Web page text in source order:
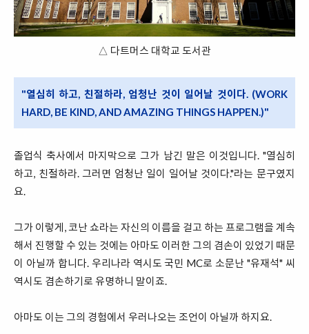
△ 다트머스 대학교 도서관
"열심히 하고, 친절하라, 엄청난 것이 일어날 것이다. (WORK
HARD, BE KIND, AND AMAZING THINGS HAPPEN.)"
졸업식 축사에서 마지막으로 그가 남긴 말은 이것입니다. "열심히
하고, 친절하라. 그러면 엄청난 일이 일어날 것이다."라는 문구였지
요.
그가 이렇게, 코난 쇼라는 자신의 이름을 걸고 하는 프로그램을 계속
해서 진행할 수 있는 것에는 아마도 이러한 그의 겸손이 있었기 때문
이 아닐까 합니다. 우리나라 역시도 국민 MC로 소문난 "유재석" 씨
역시도 겸손하기로 유명하니 말이죠.
아마도 이는 그의 경험에서 우러나오는 조언이 아닐까 하지요.